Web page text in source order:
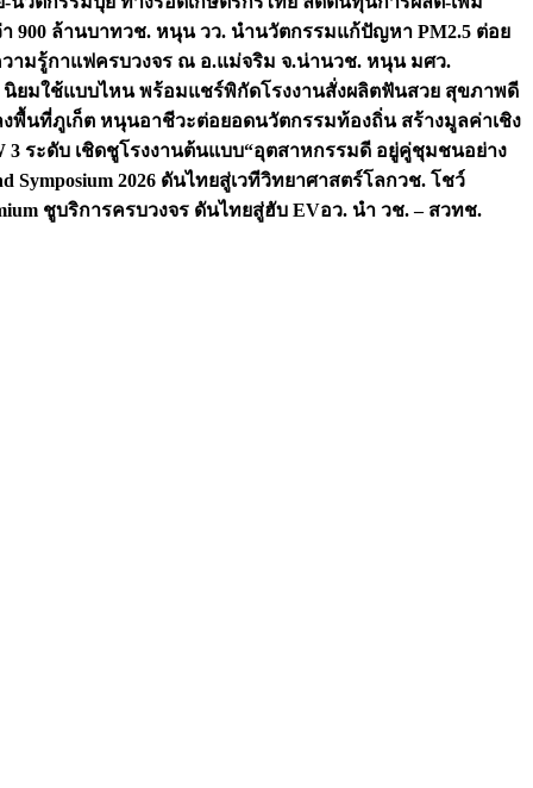
900 ล้านบาทวช. หนุน วว. นำนวัตกรรมแก้ปัญหา PM2.5 ต่อย
ามรู้กาแฟครบวงจร ณ อ.แม่จริม จ.น่านวช. หนุน มศว.
นิยมใช้แบบไหน พร้อมแชร์พิกัดโรงงานสั่งผลิตฟันสวย สุขภาพดี
งพื้นที่ภูเก็ต หนุนอาชีวะต่อยอดนวัตกรรมท้องถิ่น สร้างมูลค่าเชิง
3 ระดับ เชิดชูโรงงานต้นแบบ“อุตสาหกรรมดี อยู่คู่ชุมชนอย่าง
Symposium 2026 ดันไทยสู่เวทีวิทยาศาสตร์โลกวช. โชว์
ชูบริการครบวงจร ดันไทยสู่ฮับ EVอว. นำ วช. – สวทช.